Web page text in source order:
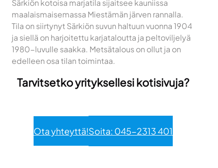
Särkiön kotoisa marjatila sijaitsee kauniissa
maalaismaisemassa Miestämän järven rannalla.
Tila on siirtynyt Särkiön suvun haltuun vuonna 1904
ja siellä on harjoitettu karjataloutta ja peltoviljelyä
1980-luvulle saakka. Metsätalous on ollut ja on
edelleen osa tilan toimintaa.
Tarvitsetko yrityksellesi kotisivuja?
Ota yhteyttä!Soita: 045-2313 401